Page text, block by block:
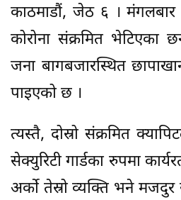
काठमाडौं, जेठ ६ । मंगलबार
कोरोना संक्रमित भेटिएका
जना बागबजारस्थित
पाइएको छ ।
त्यस्तै, दोस्रो संक्रमित
सेक्युरिटी गार्डका रुपमा
अर्काे तेस्रो व्यक्ति भने मजदुर